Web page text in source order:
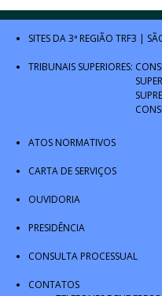
SITES DA 3ª REGIÃO TRF3 |
TRIBUNAIS SUPERIORES:
ATOS NORMATIVOS
CARTA DE SERVIÇOS
OUVIDORIA
PRESIDÊNCIA
CONSULTA PROCESSUAL
CONTATOS